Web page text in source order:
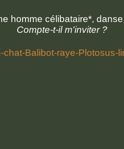
homme célibataire*,
Compte-t-il m'inviter ?